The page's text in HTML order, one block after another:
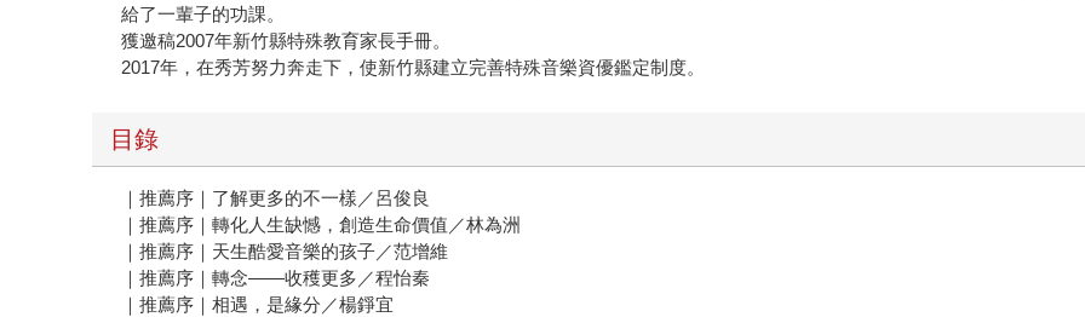
給了一輩子的功課。
獲邀稿2007年新竹縣特殊教育家長手冊。
2017年，在秀芳努力奔走下，使新竹縣建立完善特殊音樂資優鑑定制度。
目錄
｜推薦序｜了解更多的不一樣／呂俊良
｜推薦序｜轉化人生缺憾，創造生命價值／林為洲
｜推薦序｜天生酷愛音樂的孩子／范增維
｜推薦序｜轉念——收穫更多／程怡秦
｜推薦序｜相遇，是緣分／楊錚宜